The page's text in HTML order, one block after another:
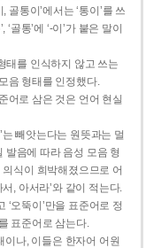
골통이’에서는 ‘통이’를 쓰
골통’에 ‘-이’가 붙은 말이
태를 인식하지 않고 쓰는
음 형태를 인정했다.
어로 삼은 것은 언어 현실
빼앗는다는 원뜻과는 멀
발음에 따라 음성 모음 형
의식이 희박해졌으므로 어
서, 아서라’와 같이 적는다.
‘오뚝이’만을 표준어로 정
표준어로 삼는다.
이나, 이들은 한자어 어원